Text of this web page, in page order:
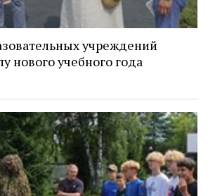
учреждений
нового учебного года